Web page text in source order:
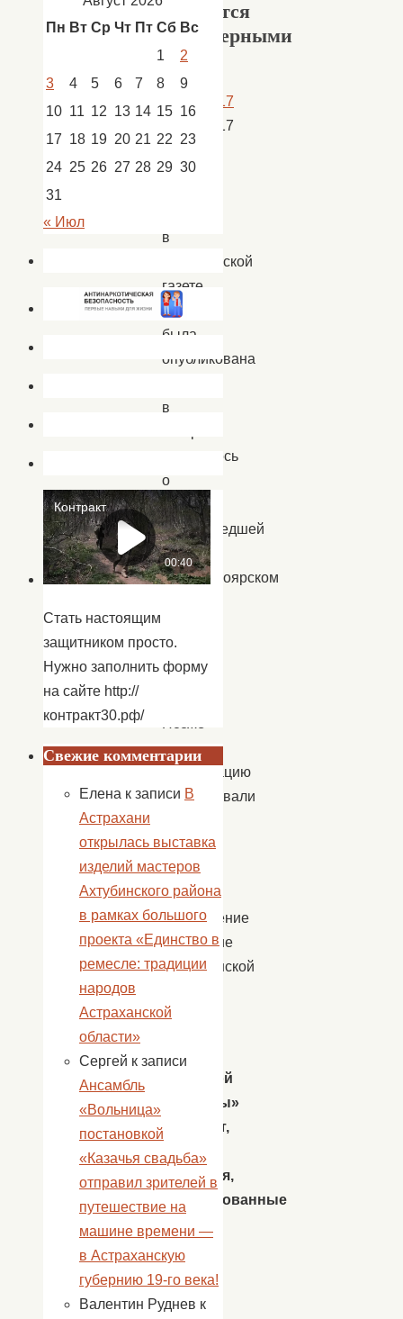
являются
достоверными
23.08.2017
23.08.2017
в
астраханской
газете
«Волга»
была
опубликована
в
говорилось
о
драке,
произошедшей
в
Капустиноярском
вечером
18
данную
информацию
опубликовали
СМИ,
вводя
в
заблуждение
население
Астраханской
народной
культуры»
заявляет,
что
сведения,
опубликованные
«Волга»
Пн Вт Ср Чт Пт Сб Вс
1
2
3
4 5 6 7 8
9
10 11 12 13 14 15 16
17 18 19 20 21 22 23
24 25 26 27 28 29 30
31
« Июл
Стать настоящим
защитником просто.
Нужно заполнить форму
на сайте http://
контракт30.рф/
Свежие комментарии
Елена к записи В
Астрахани
открылась выставка
изделий мастеров
Ахтубинского района
в рамках большого
проекта «Единство в
ремесле: традиции
народов
Астраханской
области»
Сергей к записи
Ансамбль
«Вольница»
постановкой
«Казачья свадьба»
отправил зрителей в
путешествие на
машине времени —
в Астраханскую
губернию 19-го века!
Валентин Руднев к